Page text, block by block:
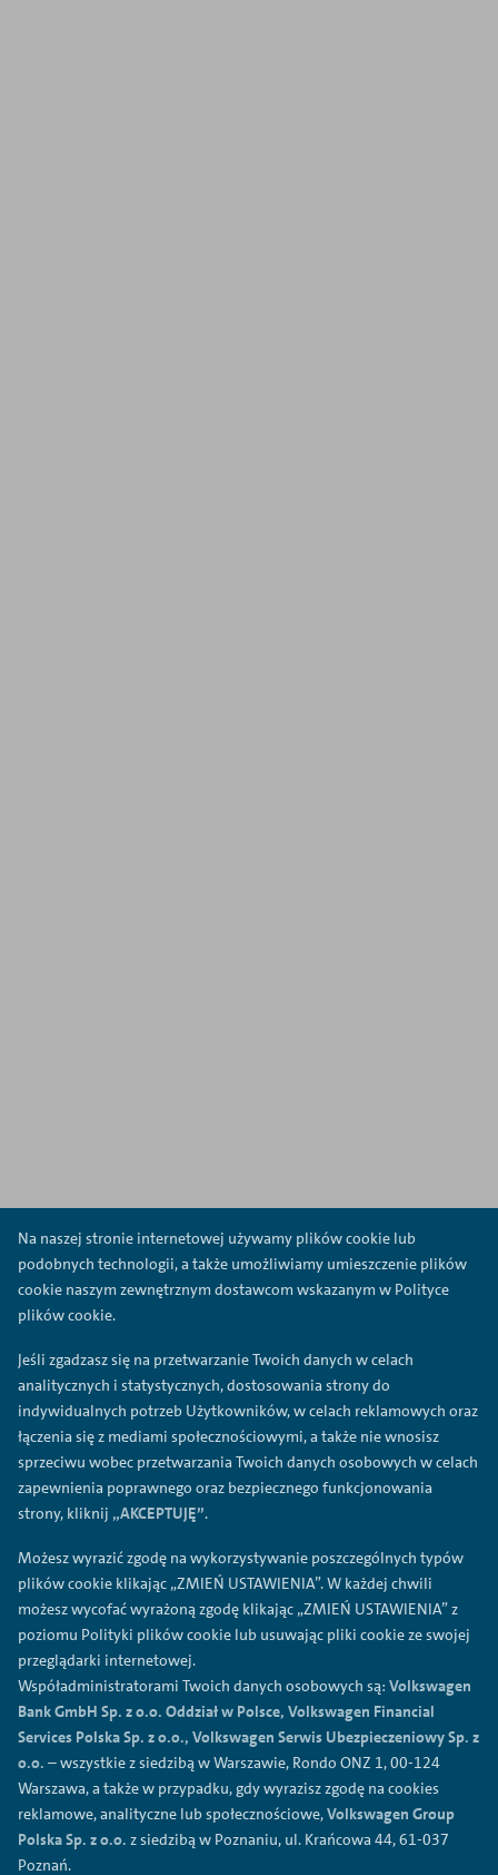
Na naszej stronie internetowej używamy plików cookie lub
podobnych technologii, a także umożliwiamy umieszczenie plików
cookie naszym zewnętrznym dostawcom wskazanym w Polityce
plików cookie.
Jeśli zgadzasz się na przetwarzanie Twoich danych w celach
analitycznych i statystycznych, dostosowania strony do
indywidualnych potrzeb Użytkowników, w celach reklamowych oraz
łączenia się z mediami społecznościowymi, a także nie wnosisz
sprzeciwu wobec przetwarzania Twoich danych osobowych w celach
zapewnienia poprawnego oraz bezpiecznego funkcjonowania
strony, kliknij „AKCEPTUJĘ”.
Możesz wyrazić zgodę na wykorzystywanie poszczególnych typów
plików cookie klikając „ZMIEŃ USTAWIENIA”. W każdej chwili
możesz wycofać wyrażoną zgodę klikając „ZMIEŃ USTAWIENIA” z
poziomu Polityki plików cookie lub usuwając pliki cookie ze swojej
przeglądarki internetowej.
Współadministratorami Twoich danych osobowych są: Volkswagen
Bank GmbH Sp. z o.o. Oddział w Polsce, Volkswagen Financial
Services Polska Sp. z o.o., Volkswagen Serwis Ubezpieczeniowy Sp. z
o.o. – wszystkie z siedzibą w Warszawie, Rondo ONZ 1, 00-124
Warszawa, a także w przypadku, gdy wyrazisz zgodę na cookies
reklamowe, analityczne lub społecznościowe,Volkswagen Group
Polska Sp. z o.o. z siedzibą w Poznaniu, ul. Krańcowa 44, 61-037
Poznań.